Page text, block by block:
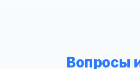
Вопросы